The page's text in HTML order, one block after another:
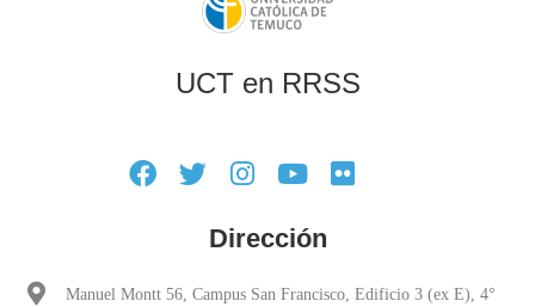
UCT en RRSS
Dirección
Manuel Montt 56, Campus San Francisco, Edificio 3 (ex E), 4°